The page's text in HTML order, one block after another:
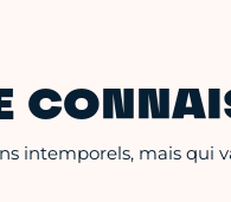
intemporels, mais qui